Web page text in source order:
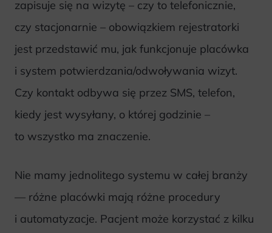
zapisuje się na wizytę – czy to telefonicznie,
czy stacjonarnie – obowiązkiem rejestratorki
jest przedstawić mu, jak funkcjonuje placówka
i system potwierdzania/odwoływania wizyt.
Czy kontakt odbywa się przez SMS, telefon,
kiedy jest wysyłany, o której godzinie –
to wszystko ma znaczenie.
Nie mamy jednolitego systemu w całej branży
— różne placówki mają różne procedury
i automatyzacje. Pacjent może korzystać z kilku